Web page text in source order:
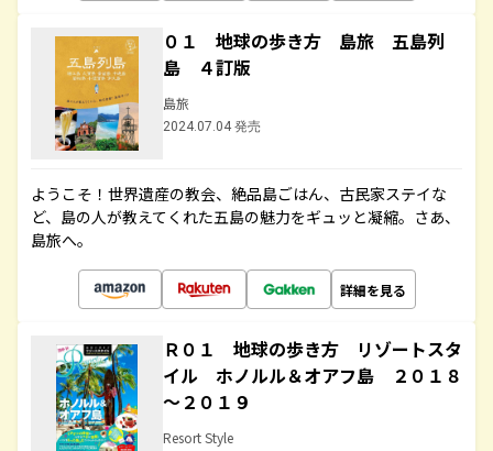
０１ 地球の歩き方 島旅 五島列
島 ４訂版
島旅
2024.07.04 発売
ようこそ！世界遺産の教会、絶品島ごはん、古民家ステイな
ど、島の人が教えてくれた五島の魅力をギュッと凝縮。さあ、
島旅へ。
詳細を見る
Ｒ０１ 地球の歩き方 リゾートスタ
イル ホノルル＆オアフ島 ２０１８
～２０１９
Resort Style